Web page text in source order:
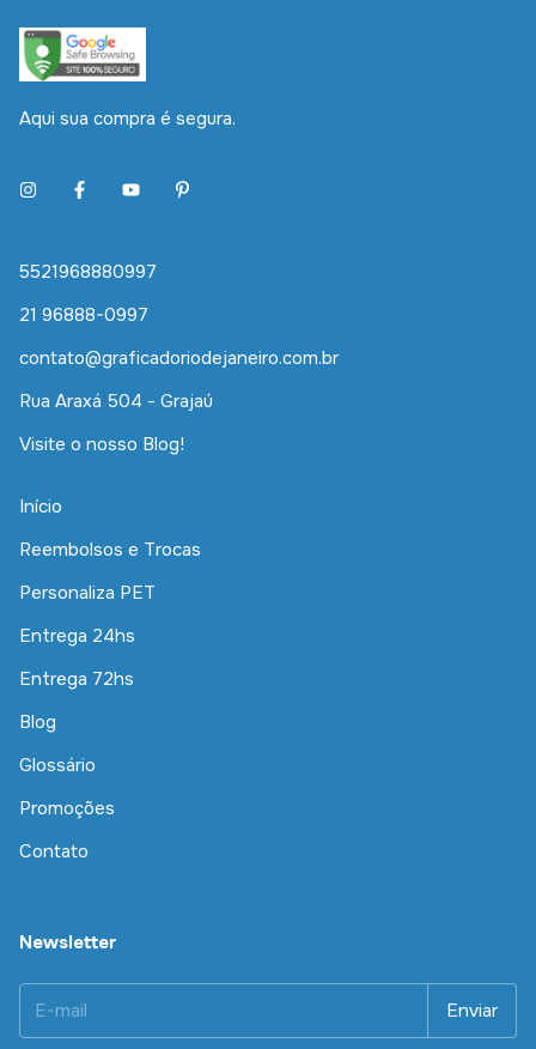
Aqui sua compra é segura.
5521968880997
21 96888-0997
contato@graficadoriodejaneiro.com.br
Rua Araxá 504 - Grajaú
Visite o nosso Blog!
Início
Reembolsos e Trocas
Personaliza PET
Entrega 24hs
Entrega 72hs
Blog
Glossário
Promoções
Contato
Newsletter